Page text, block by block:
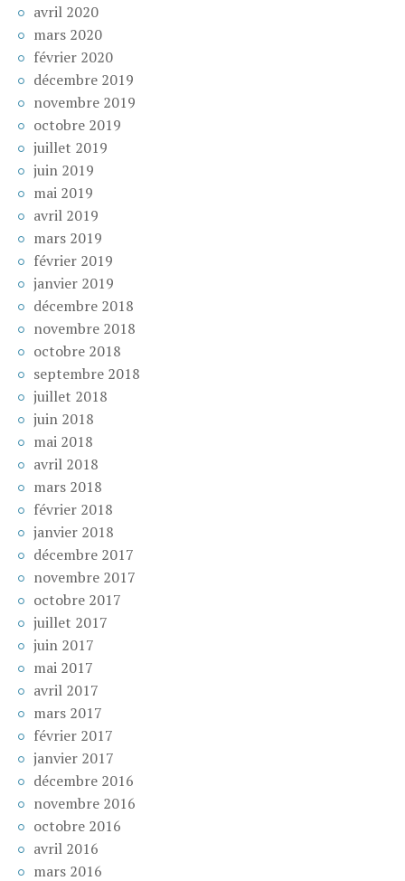
avril 2020
mars 2020
février 2020
décembre 2019
novembre 2019
octobre 2019
juillet 2019
juin 2019
mai 2019
avril 2019
mars 2019
février 2019
janvier 2019
décembre 2018
novembre 2018
octobre 2018
septembre 2018
juillet 2018
juin 2018
mai 2018
avril 2018
mars 2018
février 2018
janvier 2018
décembre 2017
novembre 2017
octobre 2017
juillet 2017
juin 2017
mai 2017
avril 2017
mars 2017
février 2017
janvier 2017
décembre 2016
novembre 2016
octobre 2016
avril 2016
mars 2016